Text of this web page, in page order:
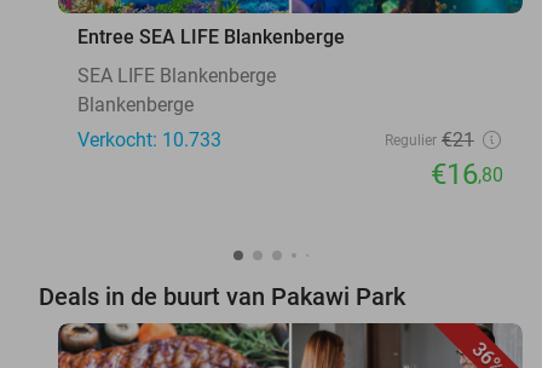
Entree SEA LIFE Blankenberge
SEA LIFE Blankenberge
Blankenberge
Verkocht: 10.733
Regulier €21
€16,80
Deals in de buurt van Pakawi Park
36%